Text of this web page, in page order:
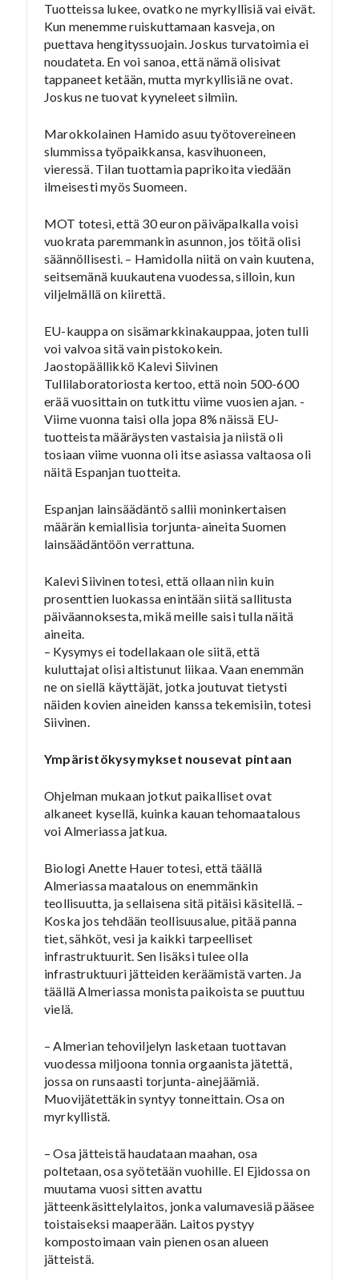
Tuotteissa lukee, ovatko ne myrkyllisiä vai eivät.
Kun menemme ruiskuttamaan kasveja, on
puettava hengityssuojain. Joskus turvatoimia ei
noudateta. En voi sanoa, että nämä olisivat
tappaneet ketään, mutta myrkyllisiä ne ovat.
Joskus ne tuovat kyyneleet silmiin.
Marokkolainen Hamido asuu työtovereineen
slummissa työpaikkansa, kasvihuoneen,
vieressä. Tilan tuottamia paprikoita viedään
ilmeisesti myös Suomeen.
MOT totesi, että 30 euron päiväpalkalla voisi
vuokrata paremmankin asunnon, jos töitä olisi
säännöllisesti. – Hamidolla niitä on vain kuutena,
seitsemänä kuukautena vuodessa, silloin, kun
viljelmällä on kiirettä.
EU-kauppa on sisämarkkinakauppaa, joten tulli
voi valvoa sitä vain pistokokein.
Jaostopäällikkö Kalevi Siivinen
Tullilaboratoriosta kertoo, että noin 500-600
erää vuosittain on tutkittu viime vuosien ajan. -
Viime vuonna taisi olla jopa 8% näissä EU-
tuotteista määräysten vastaisia ja niistä oli
tosiaan viime vuonna oli itse asiassa valtaosa oli
näitä Espanjan tuotteita.
Espanjan lainsäädäntö sallii moninkertaisen
määrän kemiallisia torjunta-aineita Suomen
lainsäädäntöön verrattuna.
Kalevi Siivinen totesi, että ollaan niin kuin
prosenttien luokassa enintään siitä sallitusta
päiväannoksesta, mikä meille saisi tulla näitä
aineita.
– Kysymys ei todellakaan ole siitä, että
kuluttajat olisi altistunut liikaa. Vaan enemmän
ne on siellä käyttäjät, jotka joutuvat tietysti
näiden kovien aineiden kanssa tekemisiin, totesi
Siivinen.
Ympäristökysymykset nousevat pintaan
Ohjelman mukaan jotkut paikalliset ovat
alkaneet kysellä, kuinka kauan tehomaatalous
voi Almeriassa jatkua.
Biologi Anette Hauer totesi, että täällä
Almeriassa maatalous on enemmänkin
teollisuutta, ja sellaisena sitä pitäisi käsitellä. –
Koska jos tehdään teollisuusalue, pitää panna
tiet, sähköt, vesi ja kaikki tarpeelliset
infrastruktuurit. Sen lisäksi tulee olla
infrastruktuuri jätteiden keräämistä varten. Ja
täällä Almeriassa monista paikoista se puuttuu
vielä.
– Almerian tehoviljelyn lasketaan tuottavan
vuodessa miljoona tonnia orgaanista jätettä,
jossa on runsaasti torjunta-ainejäämiä.
Muovijätettäkin syntyy tonneittain. Osa on
myrkyllistä.
– Osa jätteistä haudataan maahan, osa
poltetaan, osa syötetään vuohille. El Ejidossa on
muutama vuosi sitten avattu
jätteenkäsittelylaitos, jonka valumavesiä pääsee
toistaiseksi maaperään. Laitos pystyy
kompostoimaan vain pienen osan alueen
jätteistä.